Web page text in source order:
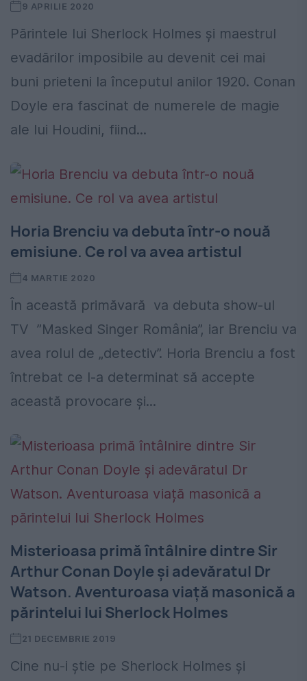
9 APRILIE 2020
Părintele lui Sherlock Holmes și maestrul
evadărilor imposibile au devenit cei mai
buni prieteni la începutul anilor 1920. Conan
Doyle era fascinat de numerele de magie
ale lui Houdini, fiind...
Horia Brenciu va debuta într-o nouă
emisiune. Ce rol va avea artistul
4 MARTIE 2020
În această primăvară va debuta show-ul
TV ”Masked Singer România”, iar Brenciu va
avea rolul de „detectiv”. Horia Brenciu a fost
întrebat ce l-a determinat să accepte
această provocare și...
Misterioasa primă întâlnire dintre Sir
Arthur Conan Doyle și adevăratul Dr
Watson. Aventuroasa viață masonică a
părintelui lui Sherlock Holmes
21 DECEMBRIE 2019
Cine nu-i știe pe Sherlock Holmes și